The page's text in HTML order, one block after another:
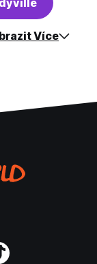
Více